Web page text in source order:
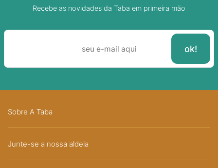
Recebe as novidades da Taba em primeira mão
Sobre A Taba
Junte-se a nossa aldeia